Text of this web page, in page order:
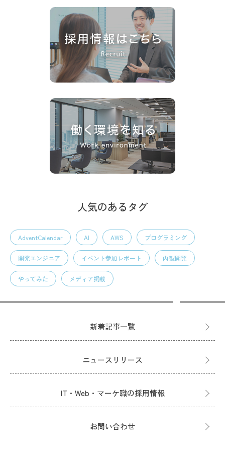
人気のあるタグ
AdventCalendar AI AWS プログラミング
開発エンジニア イベント参加レポート 内製開発
やってみた メディア掲載
新着記事一覧
ニュースリリース
IT・Web・マーケ職の採用情報
お問い合わせ